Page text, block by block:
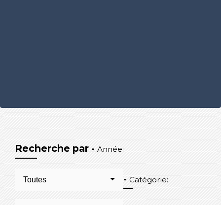
Recherche par - Année:
Toutes - Catégorie: